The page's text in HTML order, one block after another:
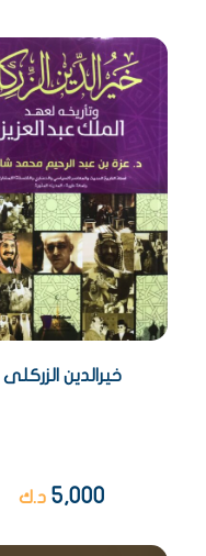
خيرالدين الزركلى
5,000 د.ك